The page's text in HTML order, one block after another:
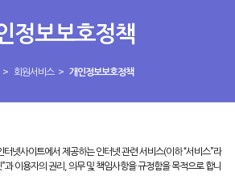
정보보호정책
> 회원서비스 > 개인정보보호정책
터넷사이트에서 제공하는 인터넷 관련 서비스(이하 “서비스”라
과 이용자의 권리, 의무 및 책임사항을 규정함을 목적으로 합니